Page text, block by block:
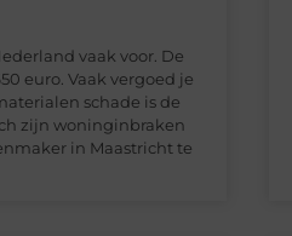
vaak voor. De
euro. Vaak vergoed je
schade is de
zijn woninginbraken
in Maastricht te